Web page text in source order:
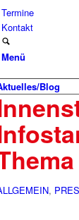
Termine
Kontakt
Menü
Blog
,